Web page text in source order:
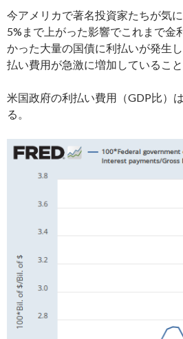
今アメリカで著名投資家たちが気
5%まで上がった影響でこれまで金
かった大量の国債に利払いが発生
払い費用が急激に増加していること
米国政府の利払い費用（GDP比）
る。